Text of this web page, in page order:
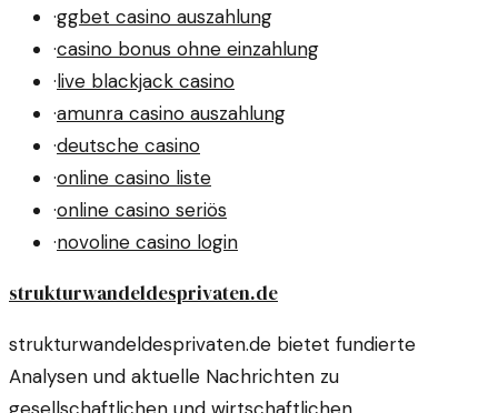
·ggbet casino auszahlung
·casino bonus ohne einzahlung
·live blackjack casino
·amunra casino auszahlung
·deutsche casino
·online casino liste
·online casino seriös
·novoline casino login
strukturwandeldesprivaten.de
strukturwandeldesprivaten.de bietet fundierte
Analysen und aktuelle Nachrichten zu